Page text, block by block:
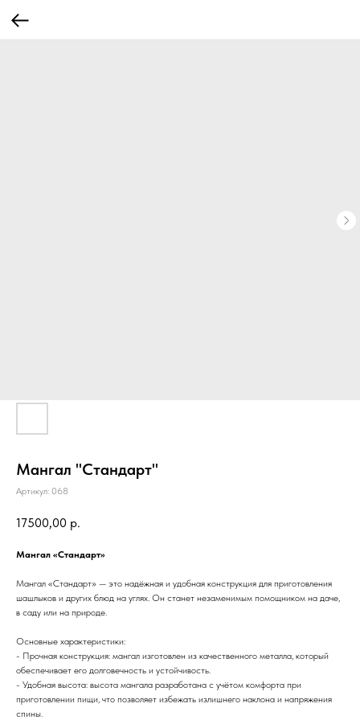
Мангал "Стандарт"
Артикул: 068
17500,00 р.
Мангал «Стандарт»
Мангал «Стандарт» — это надёжная и удобная конструкция для приготовления
шашлыков и других блюд на углях. Он станет незаменимым помощником на даче,
в саду или на природе.
Основные характеристики:
- Прочная конструкция: мангал изготовлен из качественного металла, который
обеспечивает его долговечность и устойчивость.
- Удобная высота: высота мангала разработана с учётом комфорта при
приготовлении пищи, что позволяет избежать излишнего наклона и напряжения
спины.